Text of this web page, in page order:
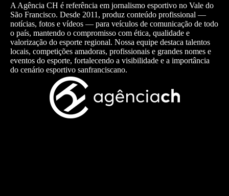
A Agência CH é referência em jornalismo esportivo no Vale do
São Francisco. Desde 2011, produz conteúdo profissional —
notícias, fotos e vídeos — para veículos de comunicação de todo
o país, mantendo o compromisso com ética, qualidade e
valorização do esporte regional. Nossa equipe destaca talentos
locais, competições amadoras, profissionais e grandes nomes e
eventos do esporte, fortalecendo a visibilidade e a importância
do cenário esportivo sanfranciscano.